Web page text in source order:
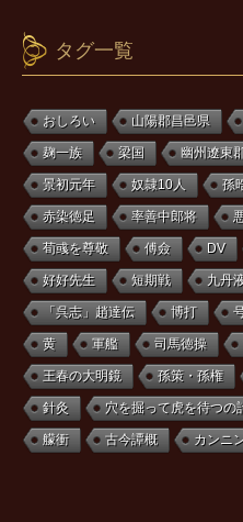
タグ一覧
おしろい 山陽郡昌邑県
麹一族 梁国 幽州遼東
景初元年 奴隷10人 孫
赤染徳足 率善中郎将
荀彧を尊敬 傅僉 DV
好好先生 短期戦 九丹
「呉志」趙達伝 博打
黄 軍艦 司馬徳操
王春の大明鏡 孫策・孫権
針灸 穴を掘って虎を待つの
艨衝 古今譚概 カンニ